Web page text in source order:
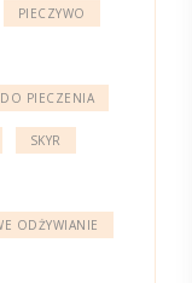
PIECZYWO
PIECZENIA
SKYR
ODŻYWIANIE